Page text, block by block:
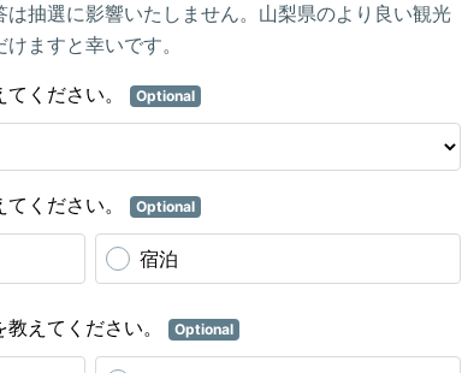
抽選に影響いたしません。山梨県のより良い観光
ますと幸いです。
ください。 Optional
ください。 Optional
宿泊
えてください。 Optional